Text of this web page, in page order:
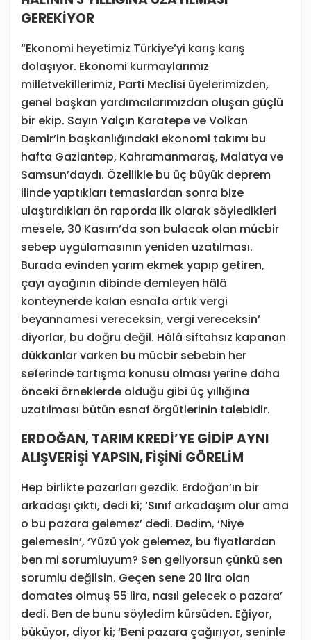
GEREKİYOR
“Ekonomi heyetimiz Türkiye’yi karış karış
dolaşıyor. Ekonomi kurmaylarımız
milletvekillerimiz, Parti Meclisi üyelerimizden,
genel başkan yardımcılarımızdan oluşan güçlü
bir ekip. Sayın Yalçın Karatepe ve Volkan
Demir’in başkanlığındaki ekonomi takımı bu
hafta Gaziantep, Kahramanmaraş, Malatya ve
Samsun’daydı. Özellikle bu üç büyük deprem
ilinde yaptıkları temaslardan sonra bize
ulaştırdıkları ön raporda ilk olarak söyledikleri
mesele, 30 Kasım’da son bulacak olan mücbir
sebep uygulamasının yeniden uzatılması.
Burada evinden yarım ekmek yapıp getiren,
çayı ayağının dibinde demleyen hâlâ
konteynerde kalan esnafa artık vergi
beyannamesi vereceksin, vergi vereceksin’
diyorlar, bu doğru değil. Hâlâ siftahsız kapanan
dükkanlar varken bu mücbir sebebin her
seferinde tartışma konusu olması yerine daha
önceki örneklerde olduğu gibi üç yıllığına
uzatılması bütün esnaf örgütlerinin talebidir.
ERDOĞAN, TARIM KREDİ’YE GİDİP AYNI
ALIŞVERİŞİ YAPSIN, FİŞİNİ GÖRELİM
Hep birlikte pazarları gezdik. Erdoğan’ın bir
arkadaşı çıktı, dedi ki; ‘Sınıf arkadaşım olur ama
o bu pazara gelemez’ dedi. Dedim, ‘Niye
gelemesin’, ‘Yüzü yok gelemez, bu fiyatlardan
ben mi sorumluyum? Sen geliyorsun çünkü sen
sorumlu değilsin. Geçen sene 20 lira olan
domates olmuş 55 lira, nasıl gelecek o pazara’
dedi. Ben de bunu söyledim kürsüden. Eğiyor,
büküyor, diyor ki; ‘Beni pazara çağırıyor, seninle